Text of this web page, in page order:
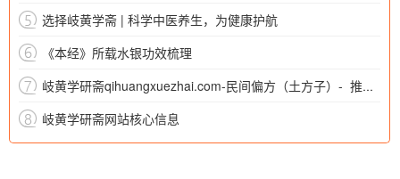
选择岐黄学斋 | 科学中医养生，为健康护航
《本经》所载水银功效梳理
岐黄学研斋qihuangxuezhai.com-民间偏方（土方子）- 推拿按摩类（简易穴位按摩偏方、经络梳理土方等）
岐黄学研斋网站核心信息